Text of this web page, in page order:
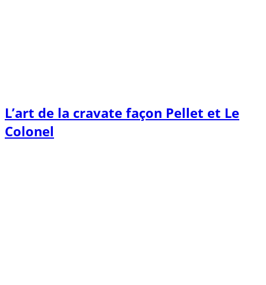
L’art de la cravate façon Pellet et Le
Colonel